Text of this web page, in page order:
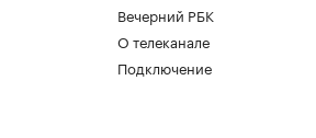
Вечерний РБК
О телеканале
Подключение